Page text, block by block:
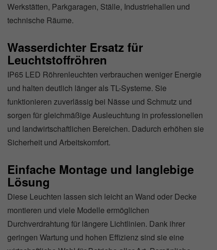
Werkstätten, Parkgaragen, Ställe, Industriehallen und
technische Räume.
Wasserdichter Ersatz für
Leuchtstoffröhren
IP65 LED Röhrenleuchten verbrauchen weniger Energie
und halten deutlich länger als TL-Systeme. Sie
funktionieren zuverlässig bei Nässe und Schmutz und
sorgen für gleichmäßige Ausleuchtung in professionellen
und landwirtschaftlichen Bereichen. Dadurch erhöhen sie
Sicherheit und Arbeitskomfort.
Einfache Montage und langlebige
Lösung
Diese Leuchten lassen sich leicht an Wand oder Decke
montieren und viele Modelle ermöglichen
Durchverdrahtung für längere Lichtlinien. Dank ihrer
geringen Wartung und hohen Effizienz sind sie eine